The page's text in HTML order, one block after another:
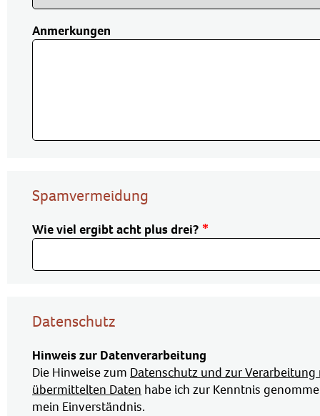
Anmerkungen
Spamvermeidung
Wie viel ergibt acht plus drei?
Datenschutz
Hinweis zur Datenverarbeitung
Die Hinweise zum Datenschutz und zur Verarbeitung
übermittelten Daten habe ich zur Kenntnis
mein Einverständnis.